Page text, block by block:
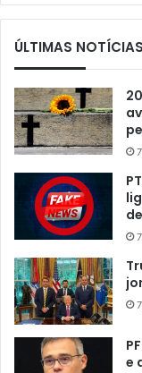
ÚLTIMAS NOTÍCIAS
e